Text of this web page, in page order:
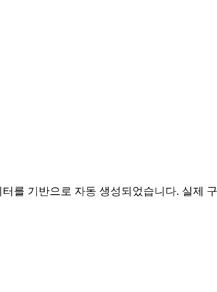
를 기반으로 자동 생성되었습니다. 실제